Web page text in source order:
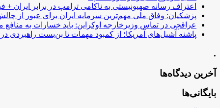
اعتراف رسانه صهیونیستی به ناکامی ترامپ در برابر ایران +
پزشکیان: وفاق ملی مهم‌ترین سرمایه ایران برای عبور از
عراقچی در تماس وزیرخارجه اوکراین: باید خسارات به منافع
پاشنه آشیل‌های آمریکا؛ از کمبود مهمات تا بن‌بست راهبردی در
.
آخرین دیدگاه‌ها
بایگانی‌ها